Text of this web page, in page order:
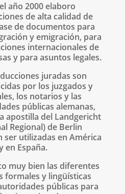
año 2000 elaboro
de alta calidad de
de documentos para
y emigración, para
internacionales de
y para asuntos legales.
juradas son
por los juzgados y
los notarios y las
públicas alemanas,
apostilla del Landgericht
Regional) de Berlin
ser utilizadas en América
en España.
muy bien las diferentes
formales y lingüísticas
públicas para